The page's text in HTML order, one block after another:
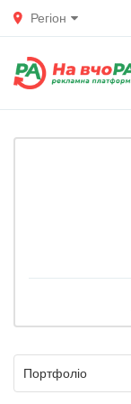
Регіон
Портфоліо